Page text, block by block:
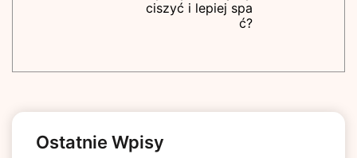
ciszyć i lepiej spa
ć?
Ostatnie Wpisy